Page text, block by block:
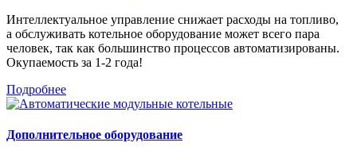
Интеллектуальное управление снижает расходы на топливо,
а обслуживать котельное оборудование может всего пара
человек, так как большинство процессов автоматизированы.
Окупаемость за 1-2 года!
Подробнее
Дополнительное оборудование